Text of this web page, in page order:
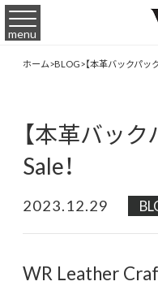
menu
ホーム>BLOG>【本革バックパッ
【本革バッ
Sale！
2023.12.29
WR Leather